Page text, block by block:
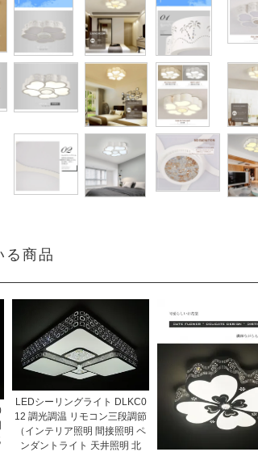
る商品
LEDシーリングライト DLKC0
12 調光調温 リモコン三段調節
（インテリア照明 間接照明 ペ
ンダントライト 天井照明 北